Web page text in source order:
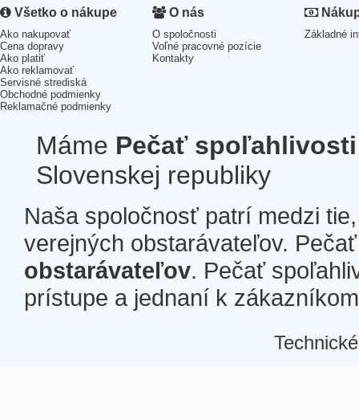
Všetko o nákupe
Ako nakupovať
Cena dopravy
Ako platiť
Ako reklamovať
Servisné strediská
Obchodné podmienky
Reklamačné podmienky
O nás
O spoločnosti
Voľné pracovné pozície
Kontakty
Základné
Máme Pečať spoľahlivosti
Slovenskej republiky
Naša spoločnosť patrí medzi
verejných obstarávateľov.
obstarávateľov. Pečať
prístupe a jednaní k